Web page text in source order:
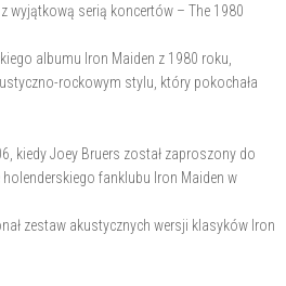
wyjątkową serią koncertów – The 1980
albumu Iron Maiden z 1980 roku,
rockowym stylu, który pokochała
kiedy Joey Bruers został zaproszony do
fanklubu Iron Maiden w
zestaw akustycznych wersji klasyków Iron